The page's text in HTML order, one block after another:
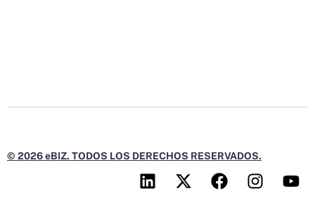
© 2026 eBIZ. TODOS LOS DERECHOS RESERVADOS.
L
i
X
-
F
a
I
n
Y
o